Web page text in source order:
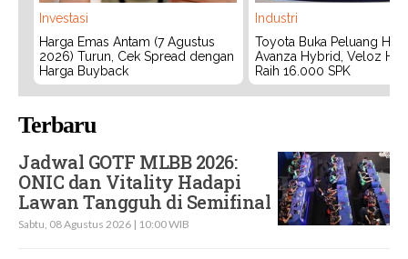
Investasi
Harga Emas Antam (7 Agustus
2026) Turun, Cek Spread dengan
Harga Buyback
Industri
Toyota Buka Peluang
Avanza Hybrid, Veloz
Raih 16.000 SPK
Terbaru
Jadwal GOTF MLBB 2026:
ONIC dan Vitality Hadapi
Lawan Tangguh di Semifinal
Sabtu, 08 Agustus 2026 | 10:00 WIB